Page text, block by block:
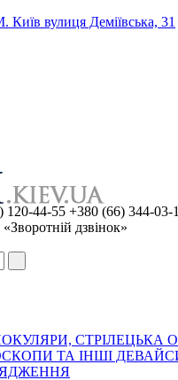
вулиця Деміївська, 31
44-55 +380 (66) 344-03-
дзвінок»
СТРІЛЕЦЬКА
ТА ІНШІ